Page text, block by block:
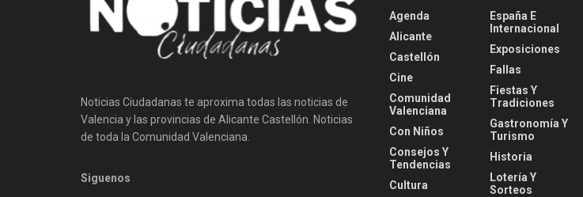
Noticias Ciudadanas te aproxima todas las noticias de
Valencia y las provincias de Alicante Castellón. Noticias
de toda la Comunidad Valenciana.
Siguenos
Agenda
Alicante
Castellón
Cine
Comunidad
Valenciana
Con Niños
Consejos Y
Tendencias
Cultura
España E
Internacional
Exposiciones
Fallas
Fiestas Y
Tradiciones
Gastronomía Y
Turismo
Historia
Lotería Y
Sorteos